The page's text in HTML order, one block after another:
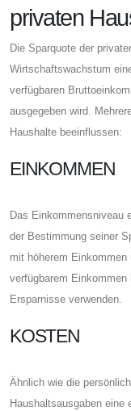
privaten
Die Sparquote der
Wirtschaftswachstum
verfügbaren
ausgegeben wird.
Haushalte beeinflussen:
EINKOMMEN
Das Einkommensniveau
der Bestimmung seiner
mit höherem
verfügbarem
Ersparnisse verwenden.
KOSTEN
Ähnlich wie die
Haushaltsausgaben eine